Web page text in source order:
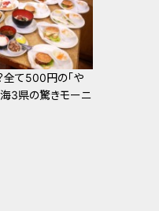
全て500円の「や
海3県の驚きモーニ